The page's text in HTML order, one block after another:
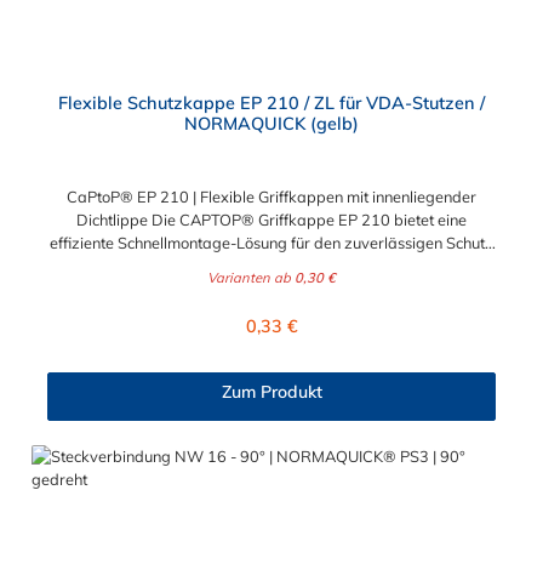
Flexible Schutzkappe EP 210 / ZL für VDA-Stutzen /
NORMAQUICK (gelb)
CaPtoP® EP 210 | Flexible Griffkappen mit innenliegender
Dichtlippe Die CAPTOP® Griffkappe EP 210 bietet eine
effiziente Schnellmontage-Lösung für den zuverlässigen Schutz
gestaltete ergonomische Grifflasche erleichtert die
durch die umlaufende Dichtlippe, die einen sicheren Verschluss
schonend und vielseitig einsetzbar, da sie verschiedene
Gewindearten schützt, darunter Regel-, Fein- und Rohrgewinde
bis zur Endmontage, indem sie sie zuverlässig vor
Verschmutzung und Beschädigung bewahrt. Für eine schnelle
Demontage ist das robuste, handliche Griffstück konzipiert, das
Varianten ab 0,30 €
Regulärer Preis:
0,33 €
Zum Produkt